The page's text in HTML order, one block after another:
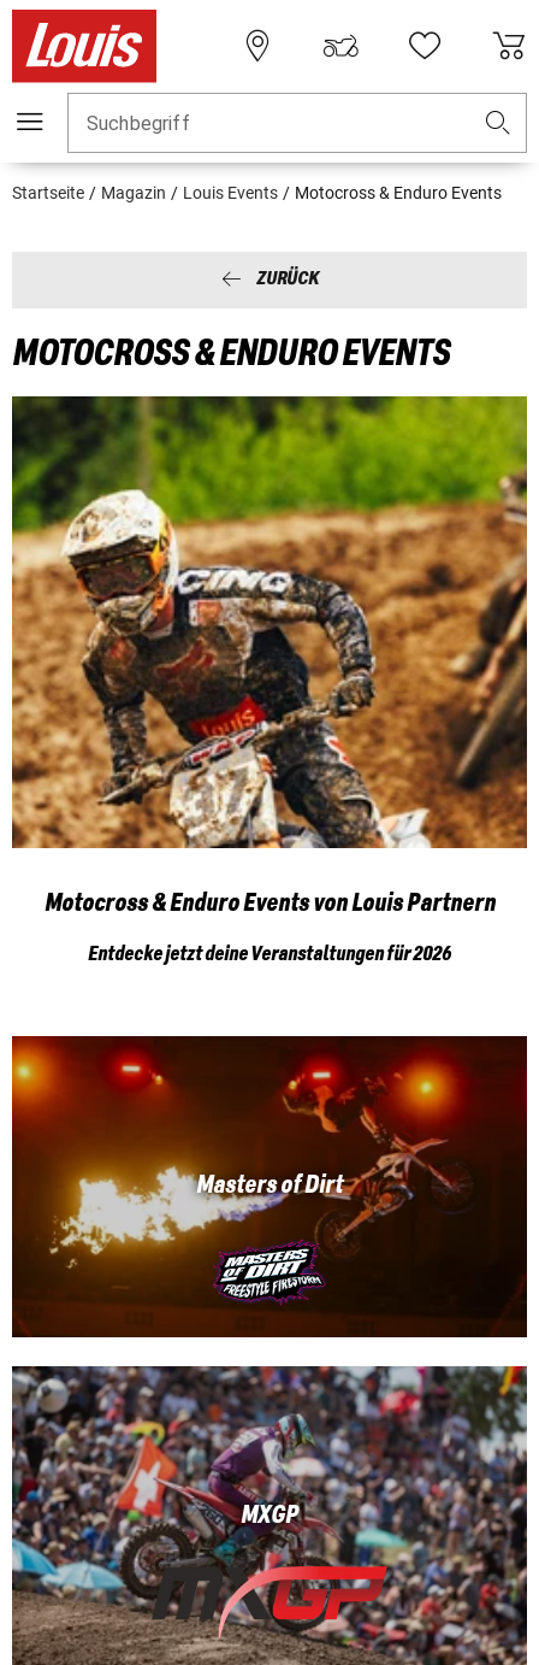
Suchbegriff
Startseite Magazin Louis Events Motocross & Enduro Events
ZURÜCK
MOTOCROSS & ENDURO EVENTS
Motocross & Enduro Events von Louis Partnern
Entdecke jetzt deine Veranstaltungen für 2026
Masters of Dirt
MXGP